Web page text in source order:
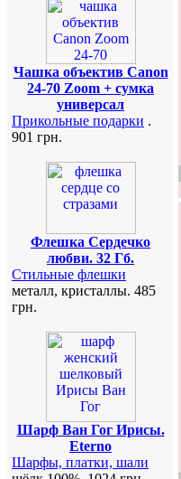
Чашка объектив Canon
24-70 Zoom + сумка
универсал
Прикольные подарки .
901 грн.
Флешка Сердечко
любви. 32 Гб.
Стильные флешки
металл, кристаллы. 485
грн.
Шарф Ван Гог Ирисы.
Eterno
Шарфы, платки, шали